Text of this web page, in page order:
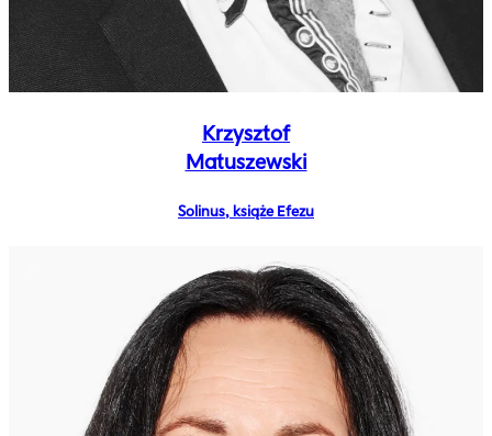
Krzysztof
Matuszewski
Solinus, książe Efezu